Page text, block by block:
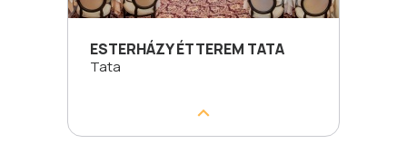
ESTERHÁZY ÉTTEREM TATA
Tata